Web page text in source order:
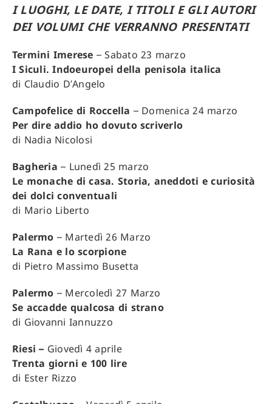
I LUOGHI, LE DATE, I TITOLI E GLI AUTORI
DEI VOLUMI CHE VERRANNO PRESENTATI
Termini Imerese – Sabato 23 marzo
I Siculi. Indoeuropei della penisola italica
di Claudio D’Angelo
Campofelice di Roccella – Domenica 24 marzo
Per dire addio ho dovuto scriverlo
di Nadia Nicolosi
Bagheria – Lunedì 25 marzo
Le monache di casa. Storia, aneddoti e curiosità
dei dolci conventuali
di Mario Liberto
Palermo – Martedì 26 Marzo
La Rana e lo scorpione
di Pietro Massimo Busetta
Palermo – Mercoledì 27 Marzo
Se accadde qualcosa di strano
di Giovanni Iannuzzo
Riesi – Giovedì 4 aprile
Trenta giorni e 100 lire
di Ester Rizzo